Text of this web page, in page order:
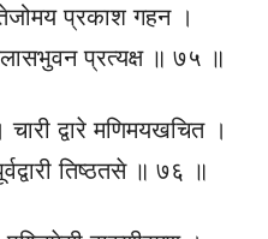
प्रकाश गहन ।
प्रत्यक्ष ॥ ७५ ॥
द्वारे मणिमयखचित ।
तिष्ठतसे ॥ ७६ ॥